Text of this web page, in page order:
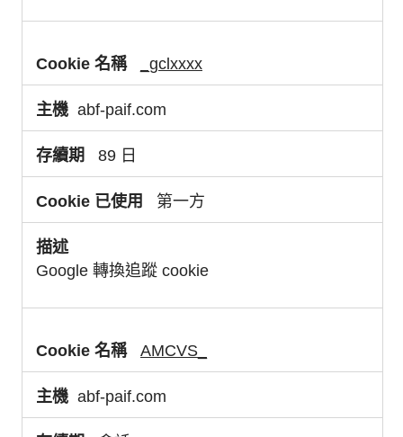
_gclxxxx
abf-paif.com
89 日
第一方
Google 轉換追蹤 cookie
AMCVS_
abf-paif.com